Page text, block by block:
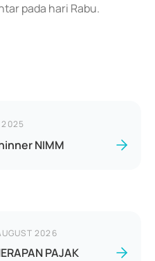
pada hari Rabu.
2025
NIMM
2026
PAJAK